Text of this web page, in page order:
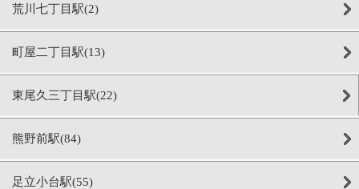
荒川七丁目駅(2)
町屋二丁目駅(13)
東尾久三丁目駅(22)
熊野前駅(84)
足立小台駅(55)